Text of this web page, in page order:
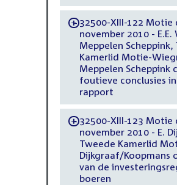
-32500-XIII-122 Motie
november 2010 -
Meppelen Scheppink,
Kamerlid Motie-
Meppelen Scheppink
foutieve conclusies in
rapport
-32500-XIII-123 Motie
november 2010 - E.
Tweede Kamerlid
Dijkgraaf/Koopmans
van de
boeren